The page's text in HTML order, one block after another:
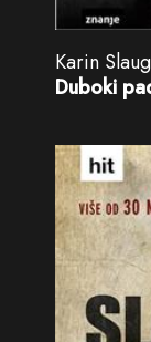
Karin
Duboki